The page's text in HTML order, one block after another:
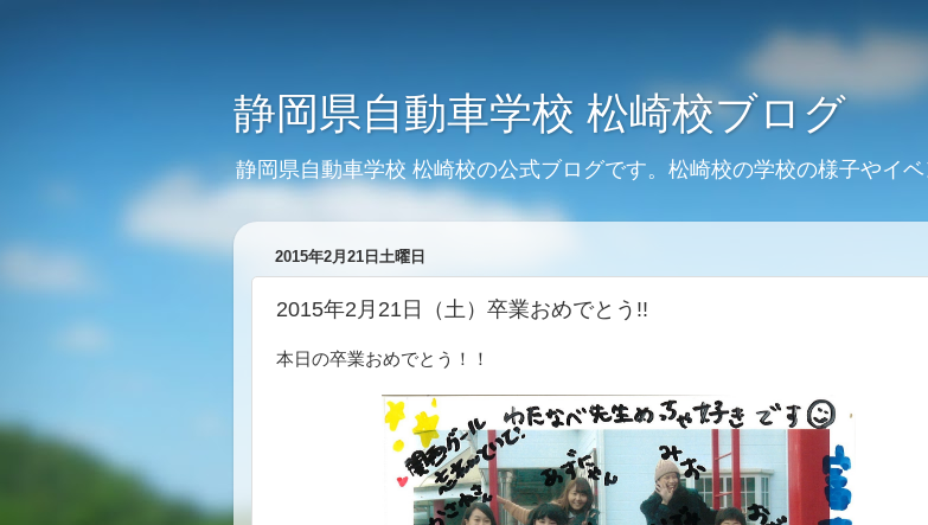
静岡県自動車学校 松崎校ブログ
静岡県自動車学校 松崎校の公式ブログです。松崎校の学校の様子やイベ
2015年2月21日土曜日
2015年2月21日（土）卒業おめでとう!!
本日の卒業おめでとう！！